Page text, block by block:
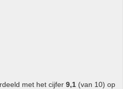
met het cijfer 9,1 (van 10) op